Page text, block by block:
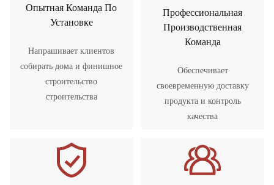
Опытная Команда По
Установке
Напрашивает клиентов
собирать дома и финишное
строительство
строительства
Профессиональная
Производственная
Команда
Обеспечивает
своевременную доставку
продукта и контроль
качества